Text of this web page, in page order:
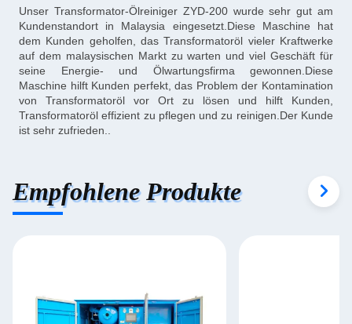
Unser Transformator-Ölreiniger ZYD-200 wurde sehr gut am
Kundenstandort in Malaysia eingesetzt.Diese Maschine hat
dem Kunden geholfen, das Transformatoröl vieler Kraftwerke
auf dem malaysischen Markt zu warten und viel Geschäft für
seine Energie- und Ölwartungsfirma gewonnen.Diese
Maschine hilft Kunden perfekt, das Problem der Kontamination
von Transformatoröl vor Ort zu lösen und hilft Kunden,
Transformatoröl effizient zu pflegen und zu reinigen.Der Kunde
ist sehr zufrieden..
Empfohlene Produkte